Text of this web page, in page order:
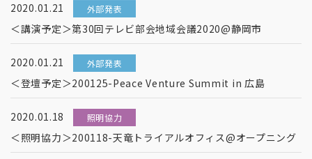
2020.01.21 外部発表
＜講演予定＞第30回テレビ部会地域会議2020@静岡市
2020.01.21 外部発表
＜登壇予定＞200125-Peace Venture Summit in 広島
2020.01.18 照明協力
＜照明協力＞200118-天竜トライアルオフィス@オープニング